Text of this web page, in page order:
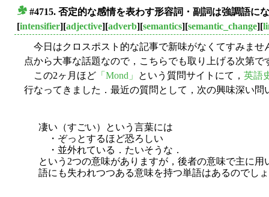
#4715. 否定的な感情を表わす形容詞・副詞は強調語に
[intensifier][adjective][adverb][semantics][semantic_change][
今日はクロスポスト的な記事で新味がなくてすみませ
点から大事な話題なので，こちらでも取り上げる次第で
この2ヶ月ほど 「Mond」 という質問サイトにて， 英語
行なってきました．最近の質問として，次の興味深い問
凄い（すごい）という言葉には
・ぞっとするほど恐ろしい
・並外れている．たいそうな．
という2つの意味がありますが，後者の意味で主に
語にも失われつつある意味を持つ単語はあるのでし